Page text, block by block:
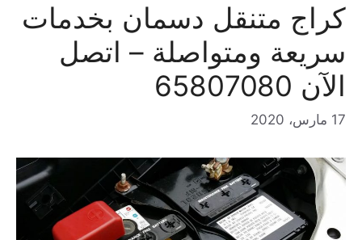
كراج متنقل دسمان بخدمات
سريعة ومتواصلة – اتصل
الآن 65807080
17 مارس، 2020